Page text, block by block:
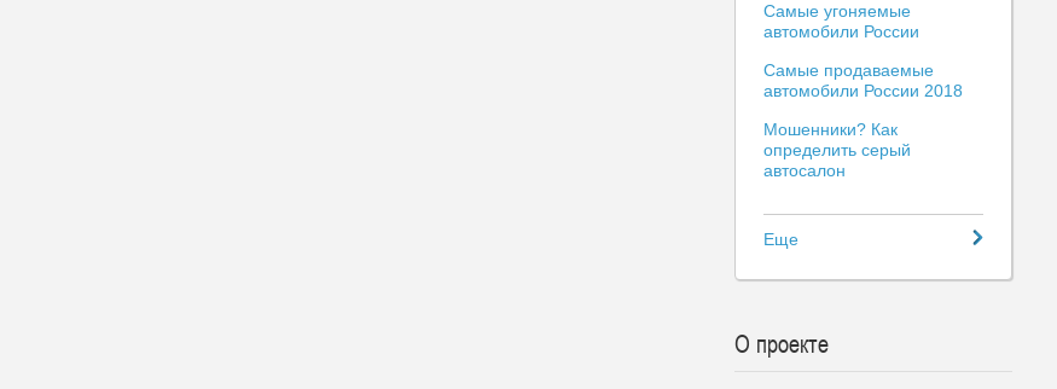
Самые угоняемые
автомобили России
Самые продаваемые
автомобили России 2018
Мошенники? Как
определить серый
автосалон
Еще
О проекте